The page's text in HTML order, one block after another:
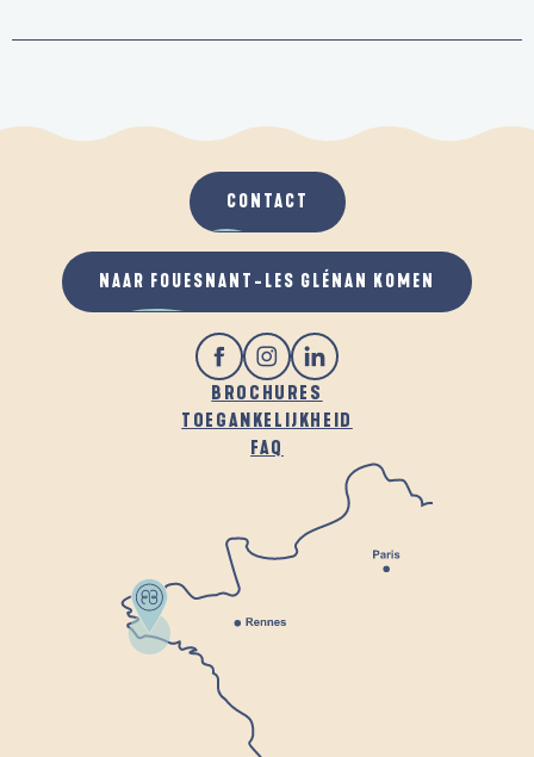
BROCHURES
TOEGANKELIJKHEID
FAQ
CONTACT
NAAR FOUESNANT-LES GLÉNAN KOMEN